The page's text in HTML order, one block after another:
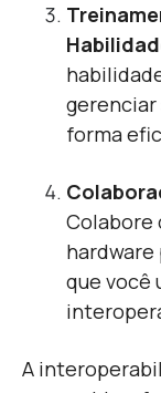
forma
Colabore
que você
A